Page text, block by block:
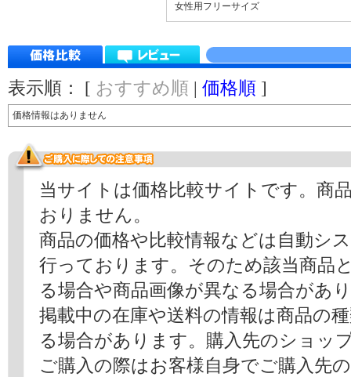
女性用フリーサイズ
表示順： [ おすすめ順 | 価格順 ]
価格情報はありません
当サイトは価格比較サイトです。商
おりません。
商品の価格や比較情報などは自動シ
行っております。そのため該当商品
る場合や商品画像が異なる場合があ
掲載中の在庫や送料の情報は商品の
る場合があります。購入先のショッ
ご購入の際はお客様自身でご購入先